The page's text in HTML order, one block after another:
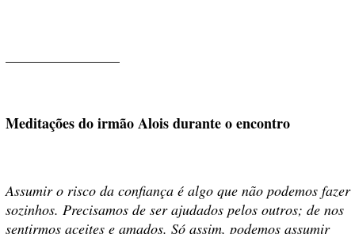
Meditações do irmão Alois durante o encontro
Assumir o risco da confiança é algo que não podemos fazer
sozinhos. Precisamos de ser ajudados pelos outros; de nos
sentirmos aceites e amados. Só assim, podemos assumir